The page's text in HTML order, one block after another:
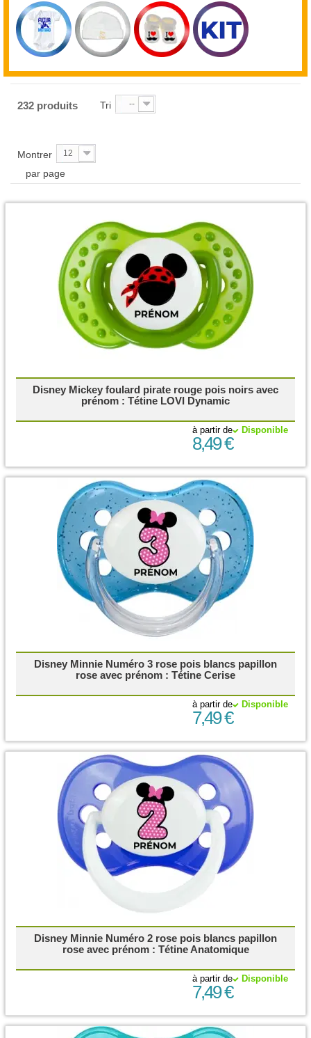
232 produits Tri --
Montrer 12
par page
Disney Mickey foulard pirate rouge pois noirs avec
prénom : Tétine LOVI Dynamic
Disponible
à partir de
8,49 €
Disney Minnie Numéro 3 rose pois blancs papillon
rose avec prénom : Tétine Cerise
Disponible
à partir de
7,49 €
Disney Minnie Numéro 2 rose pois blancs papillon
rose avec prénom : Tétine Anatomique
Disponible
à partir de
7,49 €